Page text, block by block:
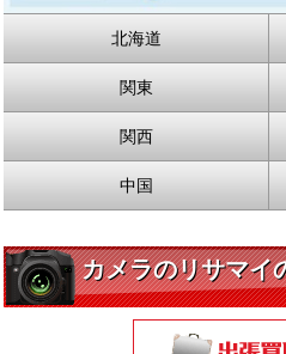
北海道
関東
関西
中国